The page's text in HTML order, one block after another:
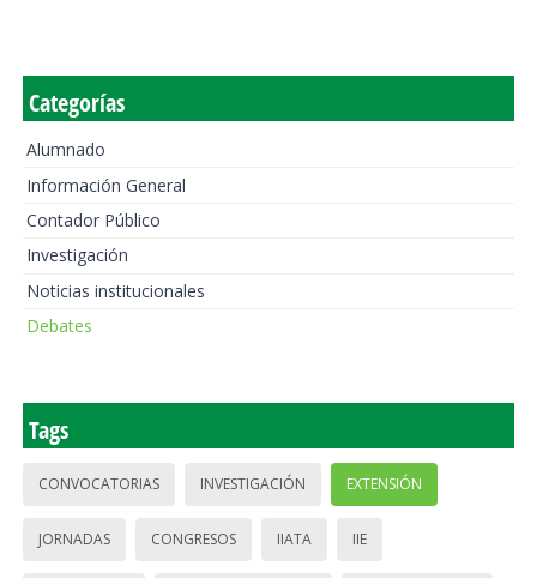
Categorías
Alumnado
Información General
Contador Público
Investigación
Noticias institucionales
Debates
Tags
CONVOCATORIAS INVESTIGACIÓN EXTENSIÓN
JORNADAS CONGRESOS IIATA IIE